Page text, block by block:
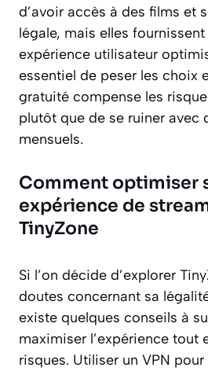
d’avoir accès à des films et
légale, mais elles
expérience utilisateur
essentiel de peser les choix
gratuité compense les
plutôt que de se ruiner avec
mensuels.
Comment optimiser
expérience de
TinyZone
Si l’on décide d’explorer
doutes concernant sa
existe quelques conseils à
maximiser l’expérience tout
risques. Utiliser un VPN